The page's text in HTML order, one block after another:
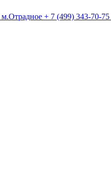
м.Отрадное + 7 (499) 343-70-75